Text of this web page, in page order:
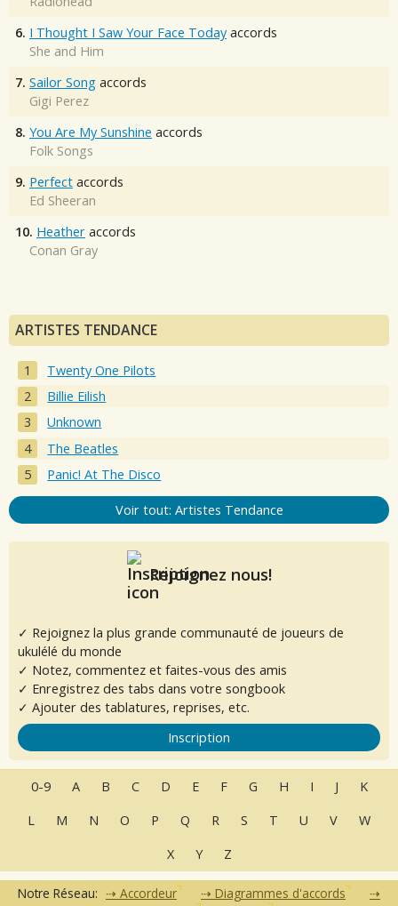
6. I Thought I Saw Your Face Today accords
She and Him
7. Sailor Song accords
Gigi Perez
8. You Are My Sunshine accords
Folk Songs
9. Perfect accords
Ed Sheeran
10. Heather accords
Conan Gray
ARTISTES TENDANCE
Twenty One Pilots
Billie Eilish
Unknown
The Beatles
Panic! At The Disco
Voir tout: Artistes Tendance
Rejoignez nous!
✓ Rejoignez la plus grande communauté de joueurs de
ukulélé du monde
✓ Notez, commentez et faites-vous des amis
✓ Enregistrez des tabs dans votre songbook
✓ Ajouter des tablatures, reprises, etc.
Inscription
0-9 A B C D E F G H I J
K
L
M N O P Q R S T U V
W
X
Y Z
Notre Réseau: Accordeur
Diagrammes d'accords